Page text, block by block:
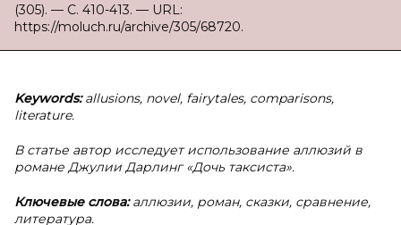
(305). — С. 410-413. — URL:
https://moluch.ru/archive/305/68720.
Keywords:allusions, novel, fairytales, comparisons,
literature.
В статье автор исследует использование аллюзий в
романе Джулии Дарлинг «Дочь таксиста».
Ключевые слова:аллюзии, роман, сказки, сравнение,
литература.